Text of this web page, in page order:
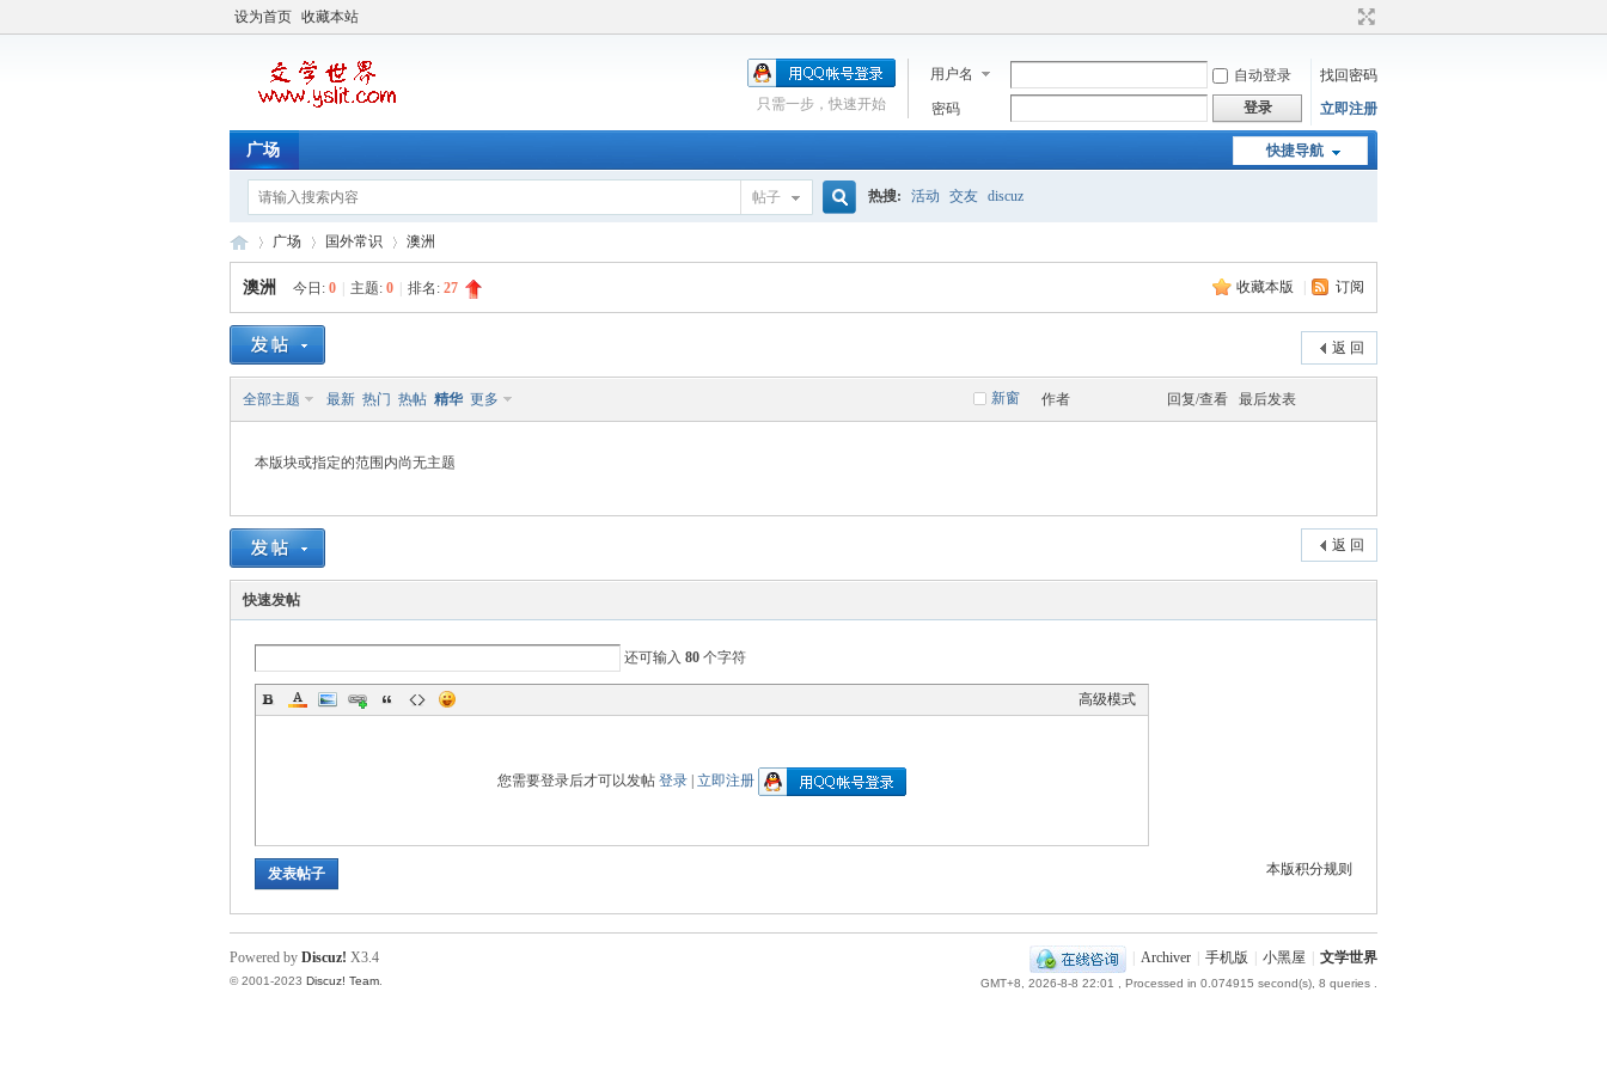
设为首页 收藏本站
用户名 自动登录
找回密码
密码
登录 立即注册
只需一步，快速开始
快捷导航
广场
帖子 热搜: 活动 交友 discuz
学
»
广场
›
国外常识 澳洲
收藏本版 订阅
澳洲 今日: 0 主题: 0 排名: 27
返 回
新窗
全部主题 最新 热门 热帖 精华 更多 作者 回复/查看 最后发表
本版块或指定的范围内尚无主题
返 回
快速发帖
还可输入 80 个字符
高级模式
您需要登录后才可以发帖 登录 立即注册
本版积分规则
发表帖子
Archiver 手机版 小黑屋 文学世界
GMT+8, 2026-8-8 22:01 , Processed in 0.074915 second(s), 8 queries .
Powered by Discuz! X3.4
© 2001-2023 Discuz! Team